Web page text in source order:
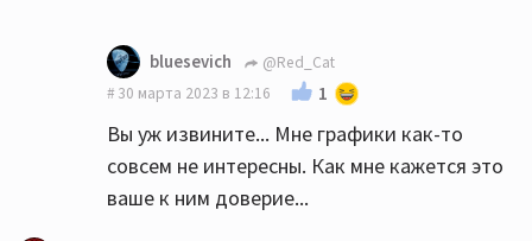
bluesevich
@Red_Cat
30 марта 2023 в 12:16
1
Вы уж извините... Мне графики как-то
совсем не интересны. Как мне кажется это
ваше к ним доверие...